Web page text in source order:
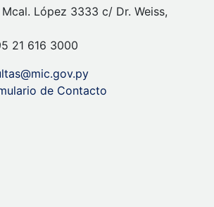
Mcal. López 3333 c/ Dr. Weiss,
21 616 3000
de Contacto